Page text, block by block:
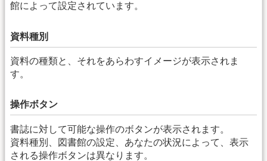
館によって設定されています。
資料種別
資料の種類と、それをあらわすイメージが表示されま
す。
操作ボタン
書誌に対して可能な操作のボタンが表示されます。
資料種別、図書館の設定、あなたの状況によって、表示
される操作ボタンは異なります。